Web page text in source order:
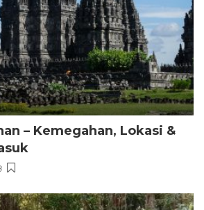
– Kemegahan, Lokasi &